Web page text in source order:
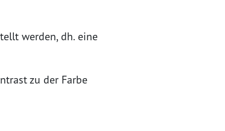
werden, dh. eine
zu der Farbe